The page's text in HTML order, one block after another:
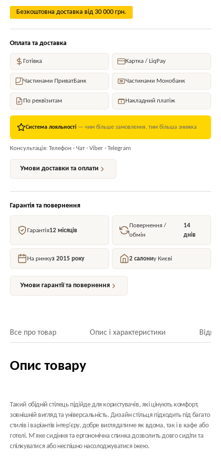
Безкоштовна доставка від 30 000 грн.
Оплата та доставка
Готівка Картка / LiqPay
Частинами ПриватБанк Частинами Монобанк
По реквізитам Накладний платіж
Система лояльності — чим більше замовлення, тим більша знижка
Консультація: Телефон · Чат · Viber · Telegram
Умови доставки та оплати
Гарантія та повернення
Гарантія12 місяців
Повернення /
обмін
14
днів
На ринкуз 2015 року 2 салониу Києві
Умови гарантії та повернення
Все про товар Опис і характеристики
Опис товару
Такий обідній стілець підійде для користувачів, які цінують комфорт,
зовнішній вигляд та універсальність. Дизайн стільця підходить під багато
стилів і варіантів інтер'єру, добре виглядатиме як вдома, так і в кафе або
готелі. М'яке сидіння та ергономічна спинка дозволить довго сидіти та
спілкуватися або неспішно насолоджуватися їжею.